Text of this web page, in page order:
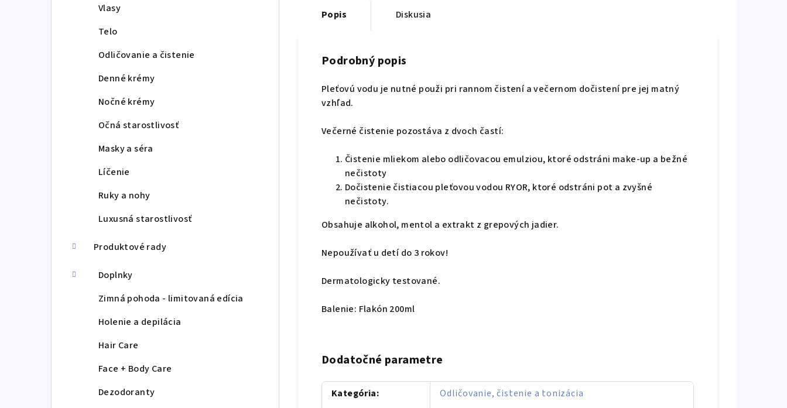
Vlasy
Telo
Odličovanie a čistenie
Denné krémy
Nočné krémy
Očná starostlivosť
Masky a séra
Líčenie
Ruky a nohy
Luxusná starostlivosť
Produktové rady
Doplnky
Zimná pohoda - limitovaná edícia
Holenie a depilácia
Hair Care
Face + Body Care
Dezodoranty
Popis Diskusia
Podrobný popis
Pleťovú vodu je nutné použi pri rannom čistení a večernom dočistení pre jej matný
vzhľad.
Večerné čistenie pozostáva z dvoch častí:
Čistenie mliekom alebo odličovacou emulziou, ktoré odstráni make-up a bežné
nečistoty
Dočistenie čistiacou pleťovou vodou RYOR, ktoré odstráni pot a zvyšné
nečistoty.
Obsahuje alkohol, mentol a extrakt z grepových jadier.
Nepoužívať u detí do 3 rokov!
Dermatologicky testované.
Balenie: Flakón 200ml
Dodatočné parametre
Kategória:
Odličovanie, čistenie a tonizácia